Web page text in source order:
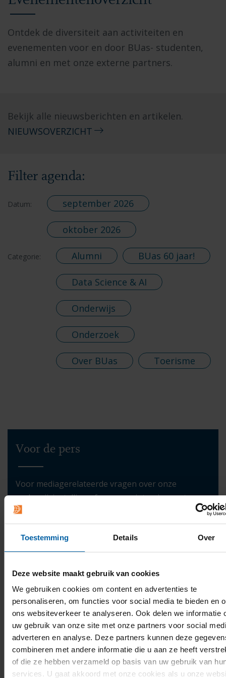
Toestemming Details Over
Deze website maakt gebruik van cookies
We gebruiken cookies om content en advertenties te
personaliseren, om functies voor social media te bieden en
ons websiteverkeer te analyseren. Ook delen we informatie
uw gebruik van onze site met onze partners voor social
adverteren en analyse. Deze partners kunnen deze
combineren met andere informatie die u aan ze heeft
of die ze hebben verzameld op basis van uw gebruik van
services. U gaat akkoord met onze cookies als u onze
Ontdek de diversiteit aan activiteiten en
evenementen voor en door BUas- studenten,
alumni en met onze externe partners.
Bekijk alle nieuwsberichten en artikelen.
NIEUWSOVERZICHT
Filter agenda:
Datum: september 2026
oktober 2026
Categorie: Alumni BUas 60 jaar!
Data Science & AI
Onderwijs
Onderzoek
Over BUas Toerisme
Voor de pers
Voor mediagerelateerde vragen over onze
onderwijsinstelling of voor een interview met een
van onze experts